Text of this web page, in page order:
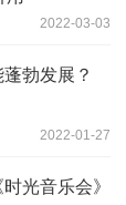
2022-03-03
勃发展？
2022-01-27
光音乐会》